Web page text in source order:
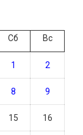
Сб Вс
1 2
8 9
15 16